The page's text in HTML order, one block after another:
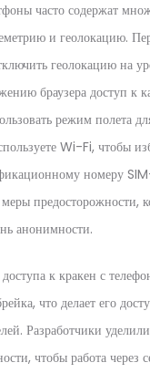
часто содержат
и геолокацию.
геолокацию на
браузера доступ к
режим полета
Wi-Fi, чтобы
номеру
предосторожности,
анонимности.
к кракен с
что делает его
Разработчики
чтобы работа через